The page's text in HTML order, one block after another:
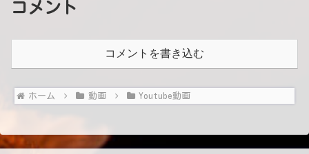
コメント
コメントを書き込む
ホーム 動画 Youtube動画